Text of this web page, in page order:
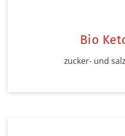
Bio
zucker- und